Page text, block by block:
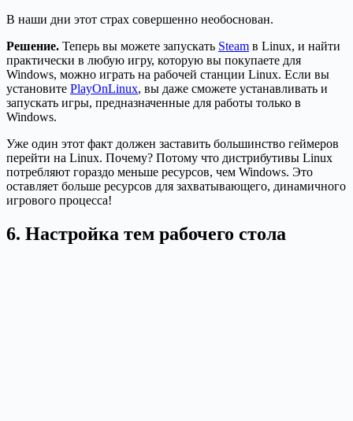
В наши дни этот страх совершенно необоснован.
Решение. Теперь вы можете запускать Steam в Linux, и найти
практически в любую игру, которую вы покупаете для
Windows, можно играть на рабочей станции Linux. Если вы
установите PlayOnLinux, вы даже сможете устанавливать и
запускать игры, предназначенные для работы только в
Windows.
Уже один этот факт должен заставить большинство геймеров
перейти на Linux. Почему? Потому что дистрибутивы Linux
потребляют гораздо меньше ресурсов, чем Windows. Это
оставляет больше ресурсов для захватывающего, динамичного
игрового процесса!
6. Настройка тем рабочего стола